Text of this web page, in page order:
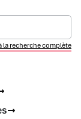
la recherche complète